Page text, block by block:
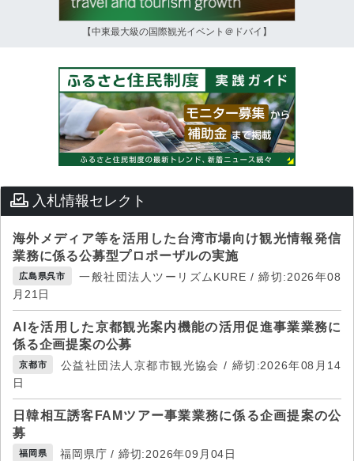
【中東最大級の国際観光イベント＠ドバイ】
入札情報セレクト
海外メディア等を活用した台湾市場向け観光情報発信
業務に係る公募型プロポーザルの実施
広島県呉市
一般社団法人ツーリズムKURE / 締切:2026年08
月21日
AIを活用した京都観光案内機能の活用促進事業業務に
係る企画提案の公募
京都市
公益社団法人京都市観光協会 / 締切:2026年08月14
日
日韓相互誘客FAMツアー事業業務に係る企画提案の公
募
福岡県 福岡県庁 / 締切:2026年09月04日